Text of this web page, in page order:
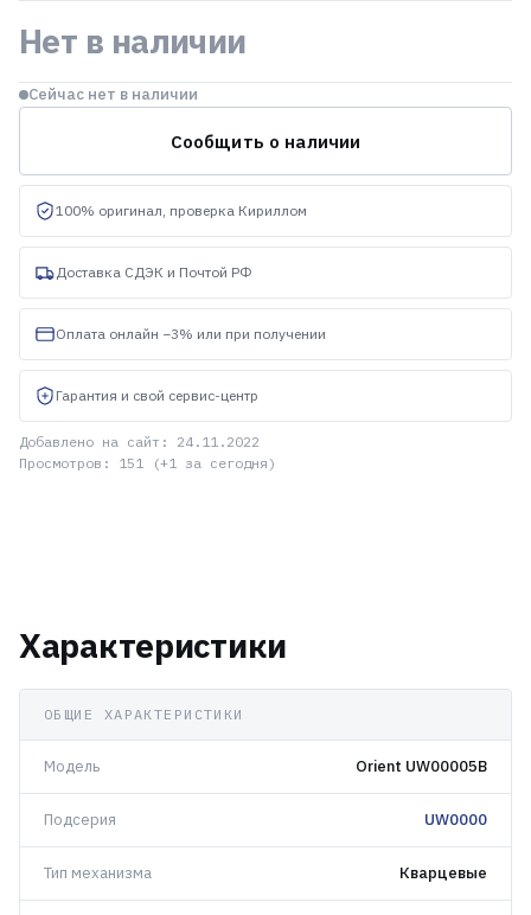
Нет в наличии
Сейчас нет в наличии
Сообщить о наличии
100% оригинал, проверка Кириллом
Доставка СДЭК и Почтой РФ
Оплата онлайн −3% или при получении
Гарантия и свой сервис-центр
Добавлено на сайт: 24.11.2022
Просмотров: 151 (+1 за сегодня)
Характеристики
ОБЩИЕ ХАРАКТЕРИСТИКИ
Модель Orient UW00005B
Подсерия UW0000
Тип механизма Кварцевые